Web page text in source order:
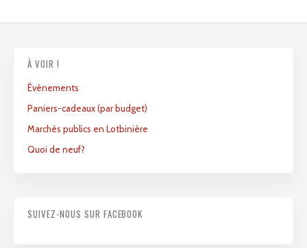
À VOIR !
Évènements
Paniers-cadeaux (par budget)
Marchés publics en Lotbinière
Quoi de neuf?
SUIVEZ-NOUS SUR FACEBOOK